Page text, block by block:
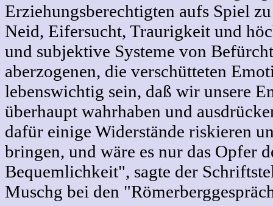
Erziehungsberechtigten aufs Spiel
Neid, Eifersucht, Traurigkeit und
und subjektive Systeme von
aberzogenen, die verschütteten
lebenswichtig sein, daß wir unsere
überhaupt wahrhaben und
dafür einige Widerstände riskieren
bringen, und wäre es nur das Opfer
Bequemlichkeit", sagte der
Muschg bei den